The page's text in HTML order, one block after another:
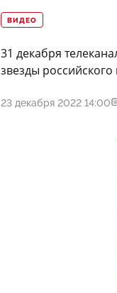
ВИДЕО
31 декабря
звезды
23 декабря 2022 14:00